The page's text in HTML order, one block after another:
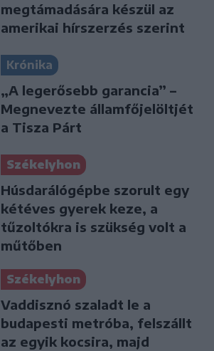
megtámadására készül az
amerikai hírszerzés szerint
Krónika
„A legerősebb garancia” –
Megnevezte államfőjelöltjét
a Tisza Párt
Székelyhon
Húsdarálógépbe szorult egy
kétéves gyerek keze, a
tűzoltókra is szükség volt a
műtőben
Székelyhon
Vaddisznó szaladt le a
budapesti metróba, felszállt
az egyik kocsira, majd